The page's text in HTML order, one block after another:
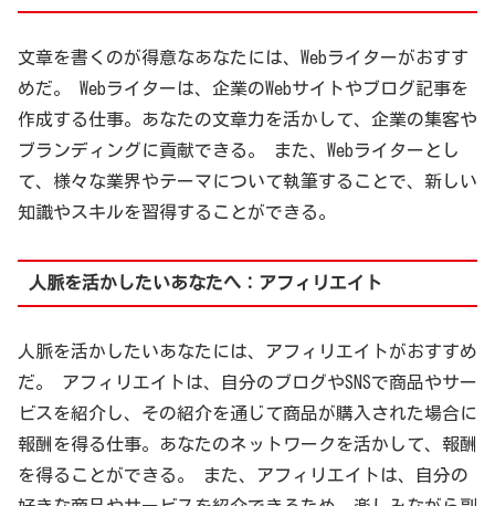
文章を書くのが得意なあなたには、Webライターがおすす
めだ。 Webライターは、企業のWebサイトやブログ記事を
作成する仕事。あなたの文章力を活かして、企業の集客や
ブランディングに貢献できる。 また、Webライターとし
て、様々な業界やテーマについて執筆することで、新しい
知識やスキルを習得することができる。
人脈を活かしたいあなたへ：アフィリエイト
人脈を活かしたいあなたには、アフィリエイトがおすすめ
だ。 アフィリエイトは、自分のブログやSNSで商品やサー
ビスを紹介し、その紹介を通じて商品が購入された場合に
報酬を得る仕事。あなたのネットワークを活かして、報酬
を得ることができる。 また、アフィリエイトは、自分の